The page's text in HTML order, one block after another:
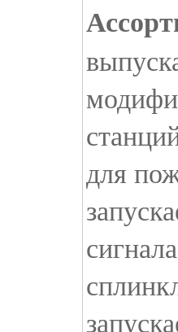
для